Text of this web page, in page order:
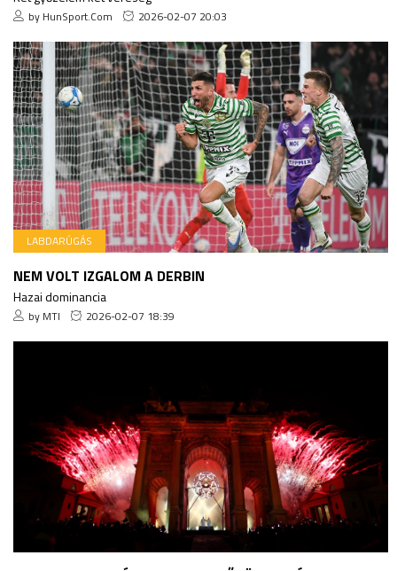
by HunSport.Com 2026-02-07 20:03
LABDARÚGÁS
NEM VOLT IZGALOM A DERBIN
Hazai dominancia
by MTI 2026-02-07 18:39